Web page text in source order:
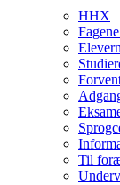
HHX
Til